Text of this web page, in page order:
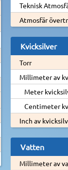
Teknisk
Atmosfär
Kvicksilver
Torr
Millimeter av
Meter
Centimeter
Inch av
Vatten
Millimeter av